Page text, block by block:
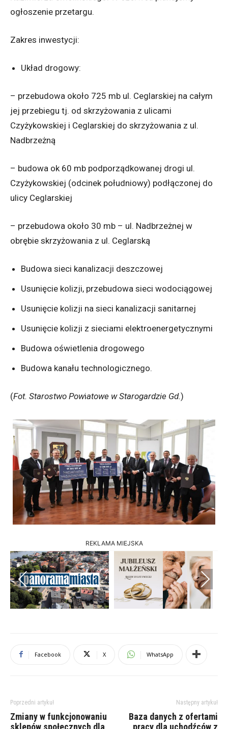
ogłoszenie przetargu.
Zakres inwestycji:
Układ drogowy:
– przebudowa około 725 mb ul. Ceglarskiej na całym
jej przebiegu tj. od skrzyżowania z ulicami
Czyżykowskiej i Ceglarskiej do skrzyżowania z ul.
Nadbrzeżną
– budowa ok 60 mb podporządkowanej drogi ul.
Czyżykowskiej (odcinek południowy) podłączonej do
ulicy Ceglarskiej
– przebudowa około 30 mb – ul. Nadbrzeżnej w
obrębie skrzyżowania z ul. Ceglarską
Budowa sieci kanalizacji deszczowej
Usunięcie kolizji, przebudowa sieci wodociągowej
Usunięcie kolizji na sieci kanalizacji sanitarnej
Usunięcie kolizji z sieciami elektroenergetycznymi
Budowa oświetlenia drogowego
Budowa kanału technologicznego.
(Fot. Starostwo Powiatowe w Starogardzie Gd.)
REKLAMA MIEJSKA
Previous Next
Facebook X WhatsApp
Poprzedni artykuł
Zmiany w funkcjonowaniu
sklepów społecznych dla
Następny artykuł
Baza danych z ofertami
pracy dla uchodźców z